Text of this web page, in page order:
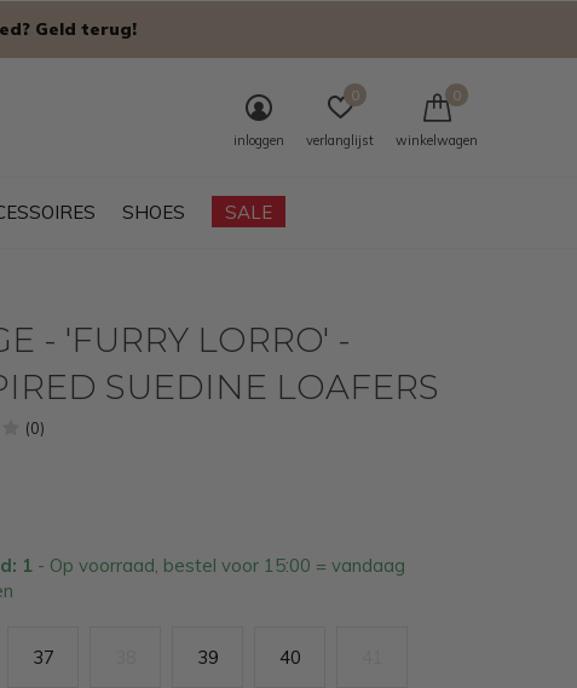
SHOES SALE
inloggen verlanglijst
0
winkelwagen
0
Geld terug!
- 'FURRY LORRO' -
SUEDINE LOAFERS
(0)
1 - Op voorraad, bestel voor 15:00 = vandaag
37 39 40